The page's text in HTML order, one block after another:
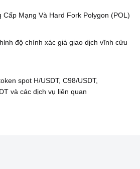
Cấp Mạng Và Hard Fork Polygon (POL)
độ chính xác giá giao dịch vĩnh cửu
spot H/USDT, C98/USDT,
và các dịch vụ liên quan